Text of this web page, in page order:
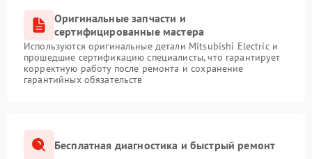
Оригинальные запчасти и
сертифицированные мастера
Используются оригинальные детали Mitsubishi Electric и
прошедшие сертификацию специалисты, что гарантирует
корректную работу после ремонта и сохранение
гарантийных обязательств
Бесплатная диагностика и быстрый ремонт